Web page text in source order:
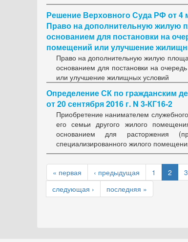
Решение Верховного Суда РФ от 4
Право на дополнительную жилую
основанием для постановки на
помещений или улучшение
Право на дополнительную жилую
основанием для постановки на
или улучшение жилищных условий
Определение СК по гражданским
от 20 сентября 2016 г. N 3-КГ16-2
Приобретение нанимателем
его семьи другого жилого
основанием для расторжения
специализированного жилого
« первая ‹ предыдущая 1 2 3
следующая ›
последняя »